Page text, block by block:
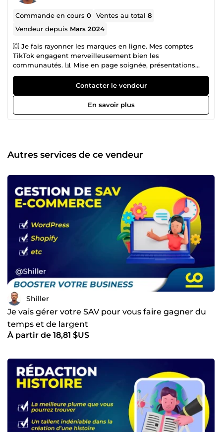
Commande en cours0 Ventes au total8
Vendeur depuis Mars 2024
💥 Je fais rayonner les marques en ligne. Mes comptes
TikTok engagent merveilleusement bien les
communautés. 📊 Mise en page soignée, présentations
PowerPoint percutantes, boutiques Shopify. Sur ComeUp,
je suis un créateur de contenu hors pair ! Je sublime
l'image de vos produits. Que vous ayez besoin d'animer
vos réseaux sociaux, de gérer un service après-vente 5
étoiles ou de mettre en ligne une nouvelle boutique, vous
combinaison parfaite pour promouvoir votre marque ! Avec
engagement 💪 et bonne humeur ☀️, je ferai briller votre
les ventes ! N'attendez plus, rejoignez mon aventure !
Contacter le vendeur
En savoir plus
Autres services de ce vendeur
Shiller
Je vais gérer votre SAV pour vous faire gagner du
temps et de largent
À partir de 18,81 $US